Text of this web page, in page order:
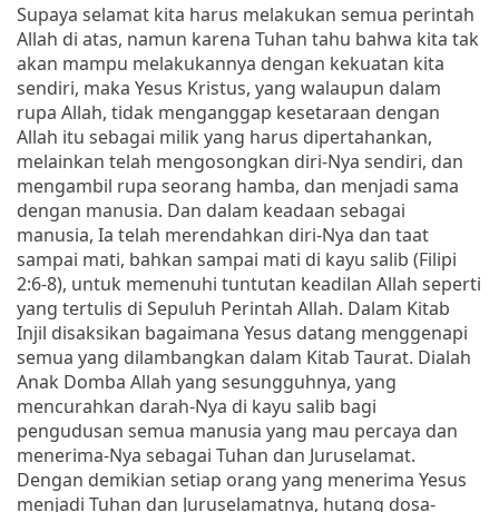
Supaya selamat kita harus melakukan semua perintah
Allah di atas, namun karena Tuhan tahu bahwa kita tak
akan mampu melakukannya dengan kekuatan kita
sendiri, maka Yesus Kristus, yang walaupun dalam
rupa Allah, tidak menganggap kesetaraan dengan
Allah itu sebagai milik yang harus dipertahankan,
melainkan telah mengosongkan diri-Nya sendiri, dan
mengambil rupa seorang hamba, dan menjadi sama
dengan manusia. Dan dalam keadaan sebagai
manusia, Ia telah merendahkan diri-Nya dan taat
sampai mati, bahkan sampai mati di kayu salib (Filipi
2:6-8), untuk memenuhi tuntutan keadilan Allah seperti
yang tertulis di Sepuluh Perintah Allah. Dalam Kitab
Injil disaksikan bagaimana Yesus datang menggenapi
semua yang dilambangkan dalam Kitab Taurat. Dialah
Anak Domba Allah yang sesungguhnya, yang
mencurahkan darah-Nya di kayu salib bagi
pengudusan semua manusia yang mau percaya dan
menerima-Nya sebagai Tuhan dan Juruselamat.
Dengan demikian setiap orang yang menerima Yesus
menjadi Tuhan dan Juruselamatnya, hutang dosa-